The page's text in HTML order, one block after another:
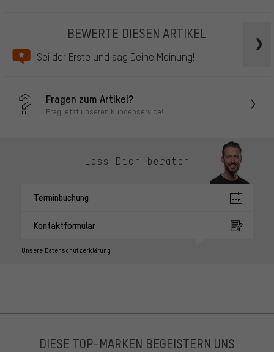
BEWERTE DIESEN ARTIKEL
Sei der Erste und sag Deine Meinung!
Fragen zum Artikel?
Frag jetzt unseren Kundenservice!
Lass Dich beraten
Terminbuchung
Kontaktformular
Unsere Datenschutzerklärung
DIESE TOP-MARKEN BEGEISTERN UNS